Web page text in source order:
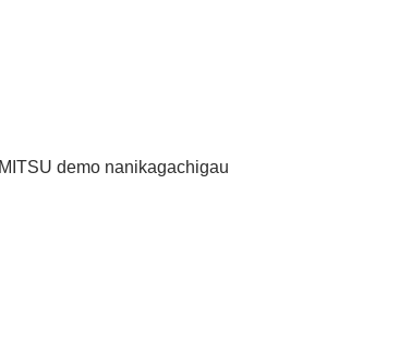
demo nanikagachigau